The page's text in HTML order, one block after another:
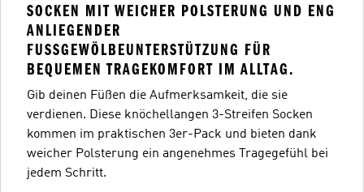
SOCKEN MIT WEICHER POLSTERUNG UND ENG
ANLIEGENDER
FUSSGEWÖLBEUNTERSTÜTZUNG FÜR B
EQUEMEN TRAGEKOMFORT IM ALLTAG.
Gib deinen Füßen die Aufmerksamkeit, die sie
verdienen. Diese knöchellangen 3-Streifen Socken
kommen im praktischen 3er-Pack und bieten dank
weicher Polsterung ein angenehmes Tragegefühl bei
jedem Schritt.